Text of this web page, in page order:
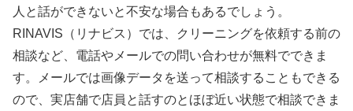
人と話ができないと不安な場合もあるでしょう。
RINAVIS（リナビス）では、クリーニングを依頼する前の
相談など、電話やメールでの問い合わせが無料でできま
す。メールでは画像データを送って相談することもできる
ので、実店舗で店員と話すのとほぼ近い状態で相談できま